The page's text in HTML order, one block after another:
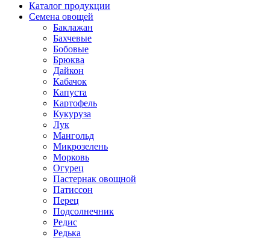
Каталог продукции
Семена овощей
Баклажан
Бахчевые
Бобовые
Брюква
Дайкон
Кабачок
Капуста
Картофель
Кукуруза
Лук
Мангольд
Микрозелень
Морковь
Огурец
Пастернак овощной
Патиссон
Перец
Подсолнечник
Редис
Редька